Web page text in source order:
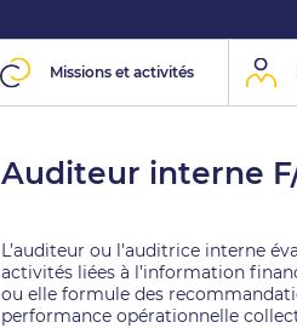
Missions et activités
Auditeur interne
L’auditeur ou l'auditrice interne
activités liées à l’information
ou elle formule des
performance opérationnelle